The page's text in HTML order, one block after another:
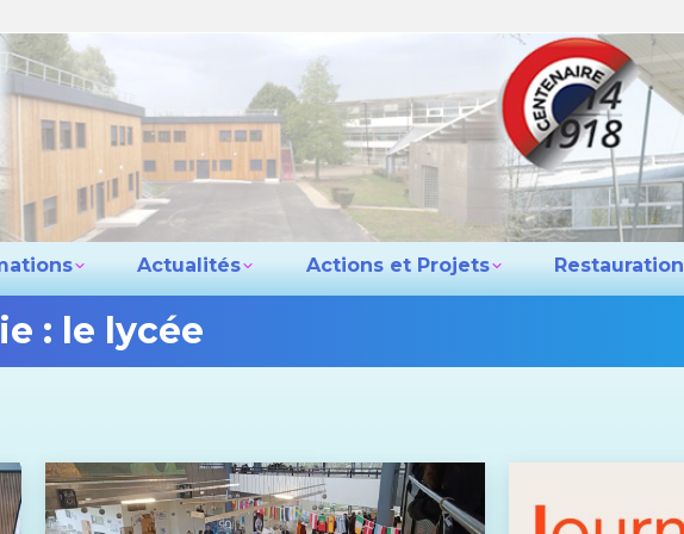
Actualités Actions et Projets Restauration
: le lycée
lycée Actions et Projets
Contact